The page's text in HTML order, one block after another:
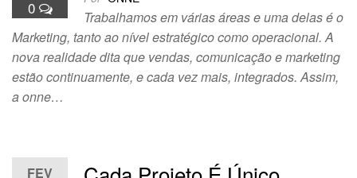
0
Trabalhamos em várias áreas e uma delas é o
Marketing, tanto ao nível estratégico como operacional. A
nova realidade dita que vendas, comunicação e marketing
estão continuamente, e cada vez mais, integrados. Assim,
a onne…
FEV